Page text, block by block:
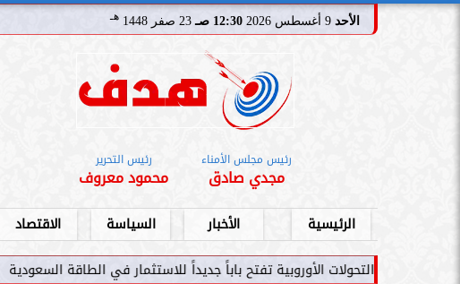
الأحد 12:30 صـ 23 صفر 1448 هـ
رئيس مجلس الأمناء
مجدي صادق
رئيس التحرير
محمود معروف
الرئيسية الأخبار السياسة الاقتصاد
سامر شقير: اتفاقيات السعودية الأوروبية تفتح باباً جديداً للاستثمار في الطاقة السعودية